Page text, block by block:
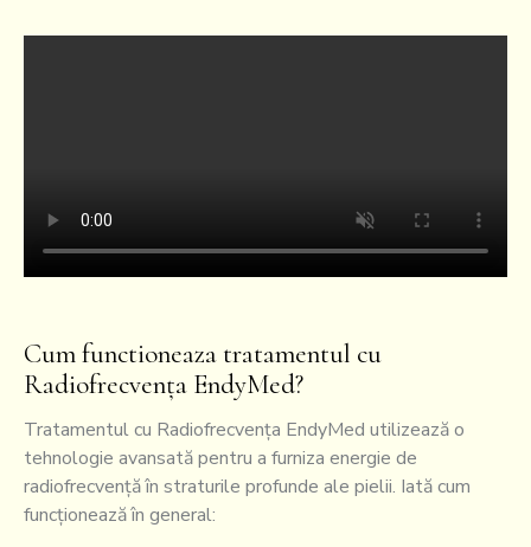
Cum functioneaza tratamentul cu
Radiofrecvența EndyMed?
Tratamentul cu Radiofrecvența EndyMed utilizează o
tehnologie avansată pentru a furniza energie de
radiofrecvență în straturile profunde ale pielii. Iată cum
funcționează în general: